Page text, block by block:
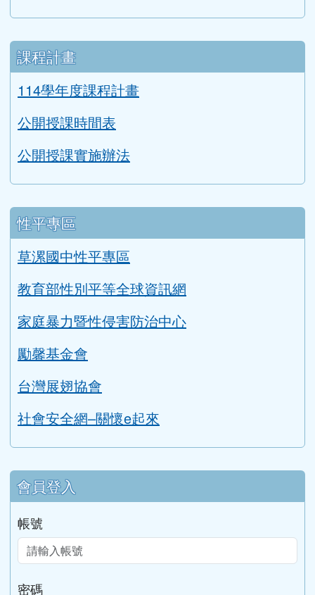
課程計畫
114學年度課程計畫
公開授課時間表
公開授課實施辦法
性平專區
草漯國中性平專區
教育部性別平等全球資訊網
家庭暴力暨性侵害防治中心
勵馨基金會
台灣展翅協會
社會安全網–關懷e起來
會員登入
帳號
密碼